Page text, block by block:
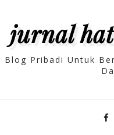
jurnal
Blog Pribadi Untuk